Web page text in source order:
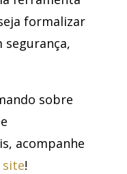
formalizar
segurança,
sobre
acompanhe
site!